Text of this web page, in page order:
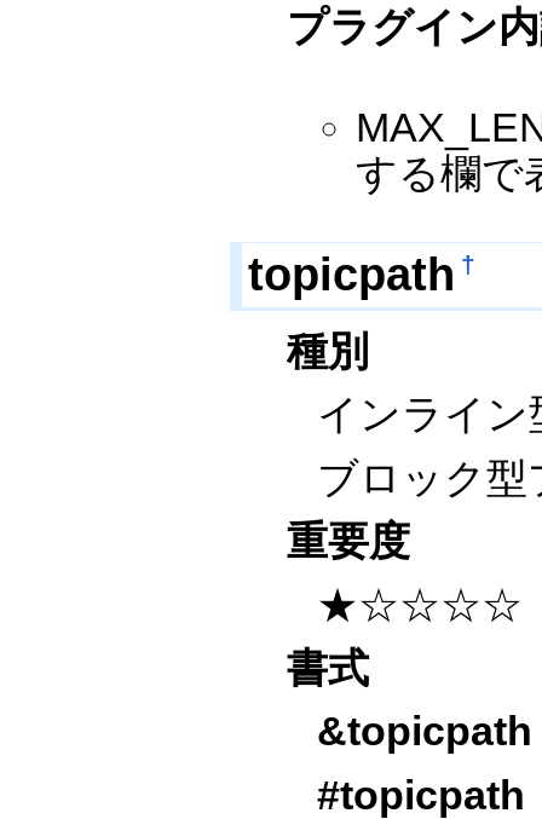
プラグイン
する欄で
topicpath †
種別
インライ
ブロック
重要度
★☆☆☆☆
書式
&topicpath
#topicpath